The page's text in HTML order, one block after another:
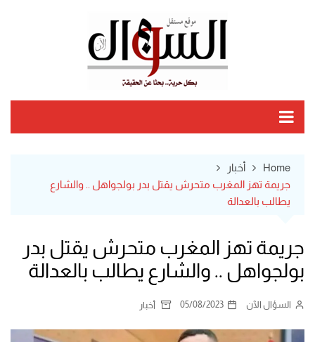
Home
أخبار
جريمة تهز المغرب متحرش يقتل بدر بولجواهل .. والشارع
يطالب بالعدالة
جريمة تهز المغرب متحرش يقتل بدر
بولجواهل .. والشارع يطالب بالعدالة
السؤال الآن 05/08/2023 أخبار